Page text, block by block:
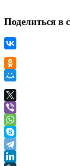
Поделиться в